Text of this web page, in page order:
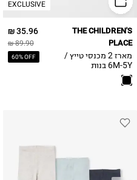
EXCLUSIVE 4Y
5Y
35.96 ₪
89.90 ₪
60% OFF
THE CHILDREN'S
PLACE
מארז 2 מכנסי טייץ /
6M-5Y בנות